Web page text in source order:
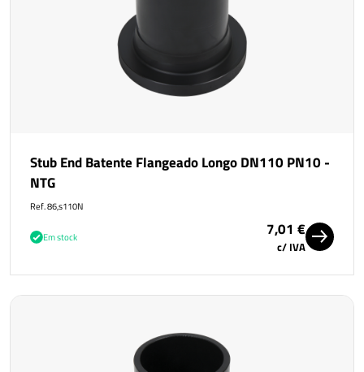
Stub End Batente Flangeado Longo DN110 PN10 -
NTG
Ref. 86,s110N
Em stock 7,01 €
c/ IVA